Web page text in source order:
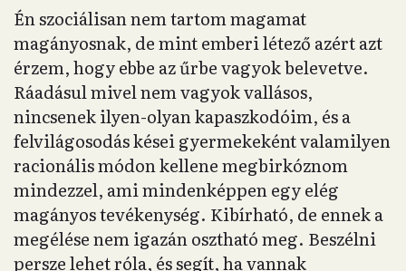
Én szociálisan nem tartom magamat
magányosnak, de mint emberi létező azért azt
érzem, hogy ebbe az űrbe vagyok belevetve.
Ráadásul mivel nem vagyok vallásos,
nincsenek ilyen-olyan kapaszkodóim, és a
felvilágosodás kései gyermekeként valamilyen
racionális módon kellene megbirkóznom
mindezzel, ami mindenképpen egy elég
magányos tevékenység. Kibírható, de ennek a
megélése nem igazán osztható meg. Beszélni
persze lehet róla, és segít, ha vannak